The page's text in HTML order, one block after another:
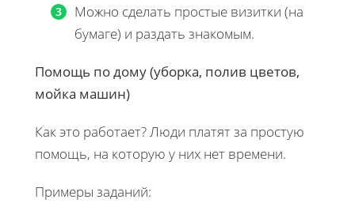
Можно сделать простые визитки (на
бумаге) и раздать знакомым.
Помощь по дому (уборка, полив цветов,
мойка машин)
Как это работает? Люди платят за простую
помощь, на которую у них нет времени.
Примеры заданий: